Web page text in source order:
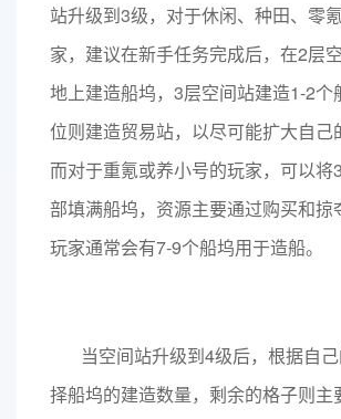
站升级到3级，对于休闲、种田、零
家，建议在新手任务完成后，在2层
地上建造船坞，3层空间站建造1-2个
位则建造贸易站，以尽可能扩大自己
而对于重氪或养小号的玩家，可以将
部填满船坞，资源主要通过购买和掠
玩家通常会有7-9个船坞用于造船。
当空间站升级到4级后，根据自
择船坞的建造数量，剩余的格子则主